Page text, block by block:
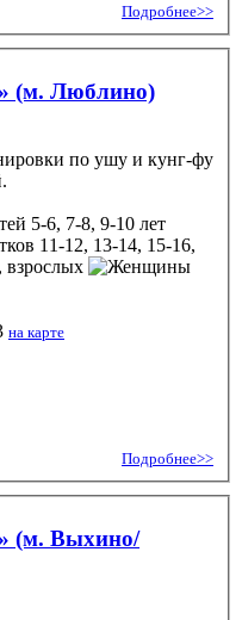
Подробнее>>
(м. Люблино)
по ушу и кунг-фу
5-6, 7-8, 9-10 лет
11-12, 13-14, 15-16,
, взрослых
на карте
Подробнее>>
(м. Выхино/